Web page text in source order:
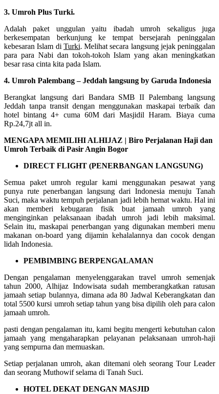
3. Umroh Plus Turki.
Adalah paket unggulan yaitu ibadah umroh sekaligus juga
berkesempatan berkunjung ke tempat bersejarah peninggalan
kebesaran Islam di Turki. Melihat secara langsung jejak peninggalan
para para Nabi dan tokoh-tokoh Islam yang akan meningkatkan
besar rasa cinta kita pada Islam.
4. Umroh Palembang – Jeddah langsung by Garuda Indonesia
Berangkat langsung dari Bandara SMB II Palembang langsung
Jeddah tanpa transit dengan menggunakan maskapai terbaik dan
hotel bintang 4+ cuma 60M dari Masjidil Haram. Biaya cuma
Rp.24,7jt all in.
MENGAPA MEMILIHI ALHIJAZ | Biro Perjalanan Haji dan
Umroh Terbaik di Pasir Angin Bogor
DIRECT FLIGHT (PENERBANGAN LANGSUNG)
Semua paket umroh regular kami menggunakan pesawat yang
punya rute penerbangan langsung dari Indonesia menuju Tanah
Suci, maka waktu tempuh perjalanan jadi lebih hemat waktu. Hal ini
akan memberi kebugaran fisik buat jamaah umroh yang
menginginkan pelaksanaan ibadah umroh jadi lebih maksimal.
Selain itu, maskapai penerbangan yang digunakan memberi menu
makanan on-board yang dijamin kehalalannya dan cocok dengan
lidah Indonesia.
PEMBIMBING BERPENGALAMAN
Dengan pengalaman menyelenggarakan travel umroh semenjak
tahun 2000, Alhijaz Indowisata sudah memberangkatkan ratusan
jamaah setiap bulannya, dimana ada 80 Jadwal Keberangkatan dan
total 5500 kursi umroh setiap tahun yang bisa dipilih oleh para calon
jamaah umroh.
pasti dengan pengalaman itu, kami begitu mengerti kebutuhan calon
jamaah yang mengaharapkan pelayanan pelaksanaan umroh-haji
yang sempurna dan memuaskan.
Setiap perjalanan umroh, akan ditemani oleh seorang Tour Leader
dan seorang Muthowif selama di Tanah Suci.
HOTEL DEKAT DENGAN MASJID